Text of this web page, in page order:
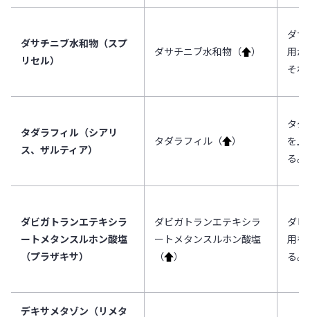
ダサチニブ水和物（スプ
リセル）
ダサチニブ水和物（↑）
ダサ
用が
それ
タダラフィル（シアリ
ス、ザルティア）
タダラフィル（↑）
タダ
を上
る。
ダビガトランエテキシラ
ートメタンスルホン酸塩
（プラザキサ）
ダビガトランエテキシラ
ートメタンスルホン酸塩
（↑）
ダビ
用を
る。
デキサメタゾン（リメタ